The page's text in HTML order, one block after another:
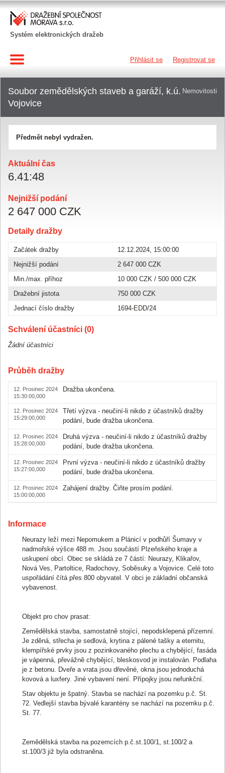
Systém elektronických dražeb
Přihlásit se Registrovat se
Nemovitosti
Soubor zemědělských staveb a garáží, k.ú.
Vojovice
Předmět nebyl vydražen.
Aktuální čas
6.41:49
Nejnižší podání
2 647 000 CZK
Detaily dražby
Začátek dražby
12.12.2024, 15:00:00
Nejnižší podání
2 647 000 CZK
Min./max. příhoz
10 000 CZK / 500 000 CZK
Dražební jistota
750 000 CZK
Jednací číslo dražby
1694-EDD/24
Schválení účastníci (0)
Žádní účastníci
Průběh dražby
12. Prosinec 2024
15:30:00,000
Dražba ukončena.
12. Prosinec 2024
15:29:00,000
Třetí výzva - neučiní-li nikdo z účastníků dražby
podání, bude dražba ukončena.
12. Prosinec 2024
15:28:00,000
Druhá výzva - neučiní-li nikdo z účastníků dražby
podání, bude dražba ukončena.
12. Prosinec 2024
15:27:00,000
První výzva - neučiní-li nikdo z účastníků dražby
podání, bude dražba ukončena.
12. Prosinec 2024
15:00:00,000
Zahájení dražby. Čiňte prosím podání.
Informace
Neurazy leží mezi Nepomukem a Plánicí v podhůří Šumavy v
nadmořské výšce 488 m. Jsou součástí Plzeňského kraje a
uskupení obcí. Obec se skládá ze 7 částí: Neurazy, Klikařov,
Nová Ves, Partoltice, Radochovy, Soběsuky a Vojovice. Celé toto
uspořádání čítá přes 800 obyvatel. V obci je základní občanská
vybavenost.
Objekt pro chov prasat:
Zemědělská stavba, samostatně stojící, nepodsklepená přízemní.
Je zděná, střecha je sedlová, krytina z pálené tašky a eternitu,
klempířské prvky jsou z pozinkovaného plechu a chybějící, fasáda
je vápenná, převážně chybějící, bleskosvod je instalován. Podlaha
je z betonu. Dveře a vrata jsou dřevěné, okna jsou jednoduchá
kovová a luxfery. Jiné vybavení není. Přípojky jsou nefunkční.
Stav objektu je špatný. Stavba se nachází na pozemku p.č. St.
72. Vedlejší stavba bývalé karantény se nachází na pozemku p.č.
St. 77.
Zemědělská stavba na pozemcích p.č.st.100/1, st.100/2 a
st.100/3 již byla odstraněna.